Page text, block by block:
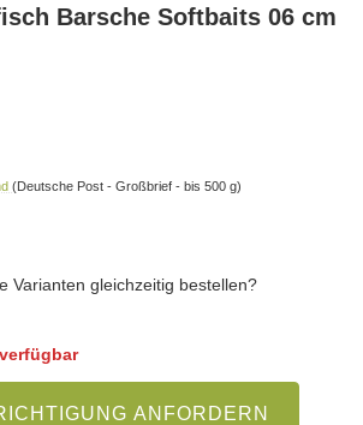
Barsche Softbaits 06 cm
(Deutsche Post - Großbrief - bis 500 g)
Varianten gleichzeitig bestellen?
ANFORDERN